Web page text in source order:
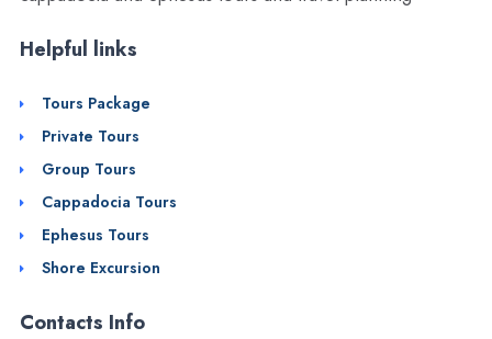
Helpful links
Tours Package
Private Tours
Group Tours
Cappadocia Tours
Ephesus Tours
Shore Excursion
Contacts Info